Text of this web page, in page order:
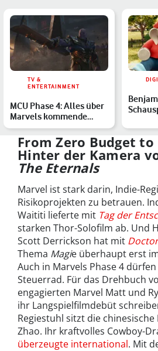
TV &
ENTERTAINMENT
MCU Phase 4: Alles über
Marvels kommende
Filme und Serien
From Zero Budget
Hinter der Kamera
The Eternals
Marvel ist stark darin, Indie-
Risikoprojekten zu betrauen.
Waititi lieferte mit Tag der
starken Thor-Solofilm ab. Und
Scott Derrickson hat mit
Thema Magie überhaupt erst
Auch in Marvels Phase 4
Steuerrad. Für das Drehbuch
engagierten Marvel Matt und
ihr Langspielfilmdebüt
Regiestuhl sitzt die chinesische
Zhao. Ihr kraftvolles Cowboy-
überzeugte international. Mit